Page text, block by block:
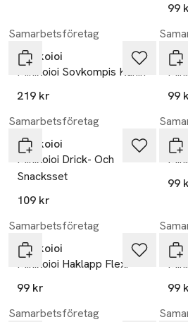
99
Samarbetsföretag
Minikoioi
Minikoioi Sovkompis Kanin
219 kr
99
Samarbetsföretag
Minikoioi
Minikoioi Drick- Och
Snacksset
109 kr
99
Samarbetsföretag
Minikoioi
Minikoioi Haklapp Flexi
99 kr
99
Samarbetsföretag